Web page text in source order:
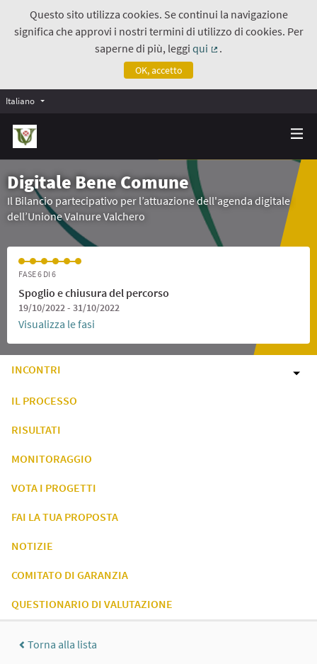
Questo sito utilizza cookies. Se continui la navigazione
significa che approvi i nostri termini di utilizzo di cookies. Per
saperne di più, leggiqui
.
OK, accetto
Italiano
Digitale Bene Comune
Il Bilancio partecipativo per l’attuazione dell'agenda digitale
dell’Unione Valnure Valchero
FASE 6 DI 6
Spoglio e chiusura del percorso
19/10/2022 - 31/10/2022
Visualizza le fasi
INCONTRI
IL PROCESSO
RISULTATI
MONITORAGGIO
VOTA I PROGETTI
FAI LA TUA PROPOSTA
NOTIZIE
COMITATO DI GARANZIA
QUESTIONARIO DI VALUTAZIONE
Torna alla lista